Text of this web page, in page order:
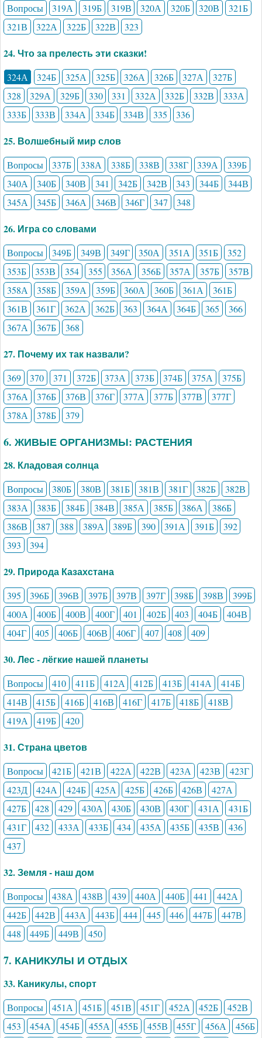
Вопросы 319А 319Б 319В 320А 320Б 320В
321Б
321В
322А 322Б 322В 323
24. Что за прелесть эти сказки!
324А 324Б 325А 325Б 326А 326Б 327А
327Б
328
329А 329Б 330 331 332А 332Б 332В
333А
333Б
333В 334А 334Б 334В 335 336
25. Волшебный мир слов
Вопросы 337Б 338А 338Б 338В 338Г 339А
339Б
340А
340Б 340В 341 342Б 342В 343 344Б
344В
345А
345Б 346А 346В 346Г 347 348
26. Игра со словами
Вопросы 349Б 349В 349Г 350А 351А 351Б
352
353Б
353В 354 355 356А 356Б 357А 357Б
357В
358А
358Б 359А 359Б 360А 360Б 361А
361Б
361В
361Г 362А 362Б 363 364А 364Б 365
366
367А
367Б 368
27. Почему их так назвали?
369 370 371 372Б 373А 373Б 374Б 375А
375Б
376А
376Б 376В 376Г 377А 377Б 377В
377Г
378А
378Б 379
6. ЖИВЫЕ ОРГАНИЗМЫ: РАСТЕНИЯ
28. Кладовая солнца
Вопросы 380Б 380В 381Б 381В 381Г 382Б
382В
383А
383Б 384Б 384В 385А 385Б 386А
386Б
386В
387 388 389А 389Б 390 391А 391Б
392
393
394
29. Природа Казахстана
395 396Б 396В 397Б 397В 397Г 398Б 398В
399Б
400А
400Б 400В 400Г 401 402Б 403 404Б
404В
404Г
405 406Б 406В 406Г 407 408 409
30. Лес - лёгкие нашей планеты
Вопросы 410 411Б 412А 412Б 413Б 414А
414Б
414В
415Б 416Б 416В 416Г 417Б 418Б
418В
419А
419Б 420
31. Страна цветов
Вопросы 421Б 421В 422А 422В 423А 423В
423Г
423Д
424А 424Б 425А 425Б 426Б 426В
427А
427Б
428 429 430А 430Б 430В 430Г 431А
431Б
431Г
432 433А 433Б 434 435А 435Б 435В
436
437
32. Земля - наш дом
Вопросы 438А 438В 439 440А 440Б 441
442А
442Б
442В 443А 443Б 444 445 446 447Б
447В
448
449Б 449В 450
7. КАНИКУЛЫ И ОТДЫХ
33. Каникулы, спорт
Вопросы 451А 451Б 451В 451Г 452А 452Б
452В
453
454А 454Б 455А 455Б 455В 455Г 456А
456Б